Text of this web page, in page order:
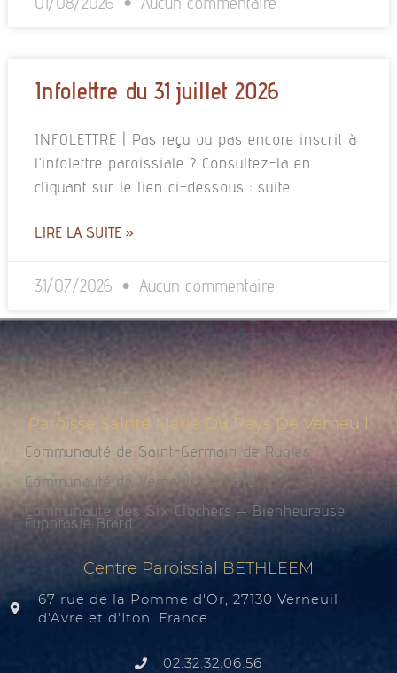
Infolettre du 31 juillet 2026
INFOLETTRE | Pas reçu ou pas encore inscrit à
l’infolettre paroissiale ? Consultez-la en
cliquant sur le lien ci-dessous : suite
LIRE LA SUITE »
31/07/2026 Aucun commentaire
Paroisse Sainte Marie Du Pays De Verneuil
Communauté de Saint-Germain de Rugles
Communauté de Verneuil sur Avre
Communauté des Six Clochers – Bienheureuse
Euphrasie Brard
Centre Paroissial BETHLEEM
67 rue de la Pomme d'Or, 27130 Verneuil
d'Avre et d'Iton, France
02.32.32.06.56